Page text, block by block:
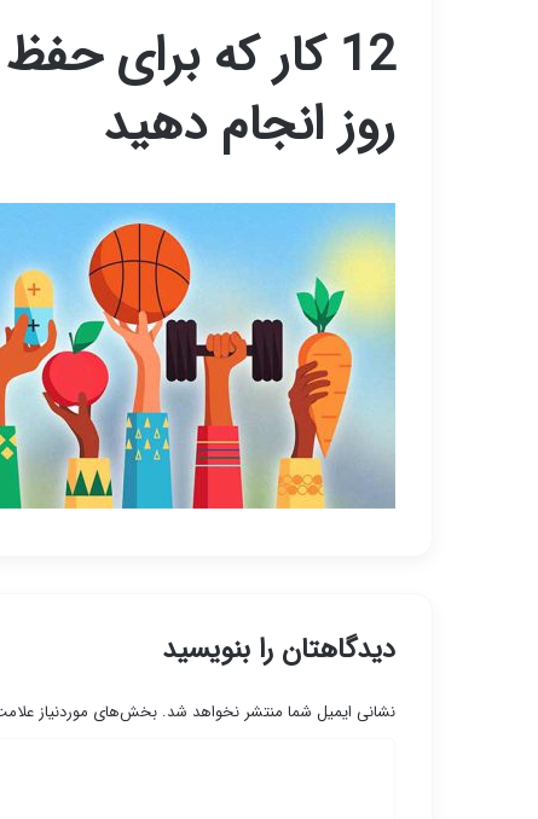
12 کار که برای
روز انجام دهید
دیدگاهتان را بنویسید
نشانی ایمیل شما منتشر نخواهد شد. بخش‌های موردنیاز